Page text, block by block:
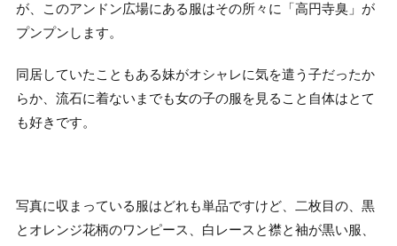
が、このアンドン広場にある服はその所々に「高円寺臭」が
プンプンします。
同居していたこともある妹がオシャレに気を遣う子だったか
らか、流石に着ないまでも女の子の服を見ること自体はとて
も好きです。
写真に収まっている服はどれも単品ですけど、二枚目の、黒
とオレンジ花柄のワンピース、白レースと襟と袖が黒い服、